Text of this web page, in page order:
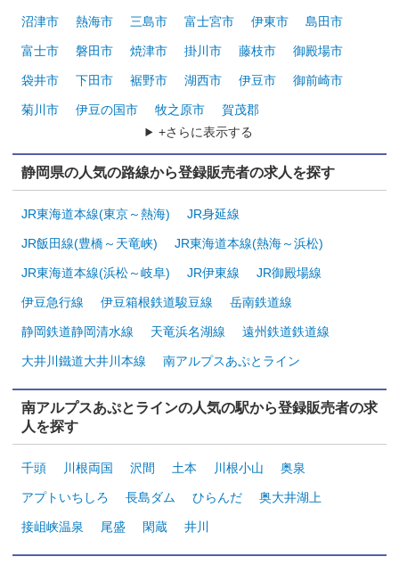
沼津市 熱海市 三島市 富士宮市 伊東市 島田市
富士市 磐田市 焼津市 掛川市 藤枝市 御殿場市
袋井市 下田市 裾野市 湖西市 伊豆市 御前崎市
菊川市 伊豆の国市 牧之原市
賀茂郡
+さらに表示する
静岡県の人気の路線から登録販売者の求人を探す
JR東海道本線(東京～熱海) JR身延線
JR飯田線(豊橋～天竜峡) JR東海道本線(熱海～浜松)
JR東海道本線(浜松～岐阜) JR伊東線 JR御殿場線
伊豆急行線 伊豆箱根鉄道駿豆線 岳南鉄道線
静岡鉄道静岡清水線 天竜浜名湖線 遠州鉄道鉄道線
大井川鐵道大井川本線 南アルプスあぷとライン
南アルプスあぷとラインの人気の駅から登録販売者の求
人を探す
千頭 川根両国 沢間 土本 川根小山 奥泉
アプトいちしろ 長島ダム ひらんだ 奥大井湖上
接岨峡温泉 尾盛 閑蔵 井川